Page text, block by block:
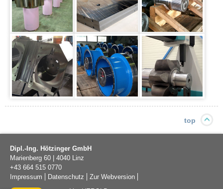
top
Dipl.-Ing. Hötzinger GmbH
Marienberg 60
4040 Linz
+43 664 515 0770
Impressum
Datenschutz
Zur Webversion